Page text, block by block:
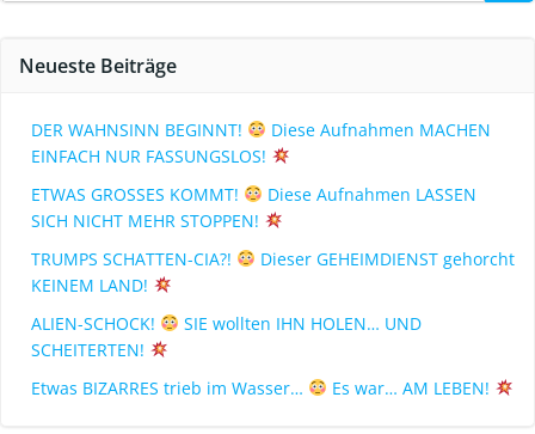
Neueste Beiträge
DER WAHNSINN BEGINNT!
Diese Aufnahmen MACHEN
EINFACH NUR FASSUNGSLOS!
ETWAS GROSSES KOMMT!
Diese Aufnahmen LASSEN
SICH NICHT MEHR STOPPEN!
TRUMPS SCHATTEN-CIA?!
Dieser GEHEIMDIENST gehorcht
KEINEM LAND!
ALIEN-SCHOCK!
SIE wollten IHN HOLEN… UND
SCHEITERTEN!
Etwas BIZARRES trieb im Wasser…
Es war… AM LEBEN!